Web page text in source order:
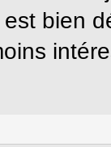
bien